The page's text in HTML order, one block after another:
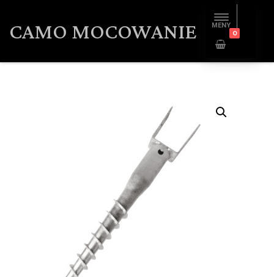
CAMO MOCOWANIE
MENY
0